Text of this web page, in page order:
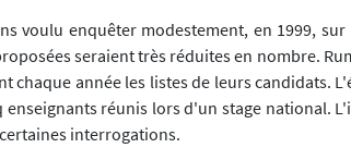
voulu enquêter modestement, en 1999,
seraient très réduites en nombre.
chaque année les listes de leurs candidats.
enseignants réunis lors d'un stage national.
interrogations.